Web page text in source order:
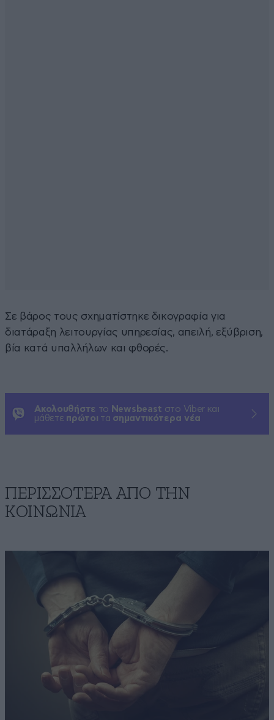
Σε βάρος τους σχηματίστηκε δικογραφία για
διατάραξη λειτουργίας υπηρεσίας, απειλή, εξύβριση,
βία κατά υπαλλήλων και φθορές.
Ακολουθήστε το Newsbeast στο Viber και
μάθετε πρώτοι τα σημαντικότερα νέα
ΠΕΡΙΣΣΟΤΕΡΑ ΑΠΟ ΤΗΝ
ΚΟΙΝΩΝΙΑ